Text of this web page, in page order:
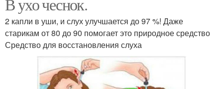
2 капли в уши, и слух улучшается до 97 %! Даже
старикам от 80 до 90 помогает это природное средство
Средство для восстановления слуха